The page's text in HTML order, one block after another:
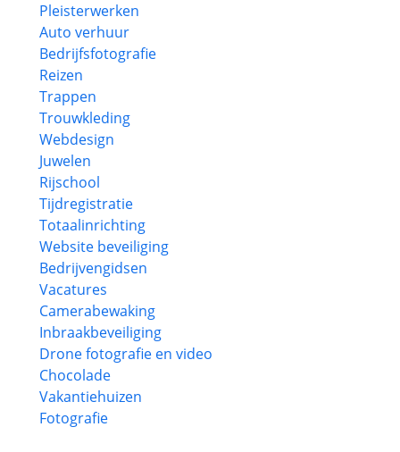
Pleisterwerken
Auto verhuur
Bedrijfsfotografie
Reizen
Trappen
Trouwkleding
Webdesign
Juwelen
Rijschool
Tijdregistratie
Totaalinrichting
Website beveiliging
Bedrijvengidsen
Vacatures
Camerabewaking
Inbraakbeveiliging
Drone fotografie en video
Chocolade
Vakantiehuizen
Fotografie